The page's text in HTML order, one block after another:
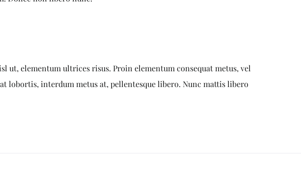
ut, elementum ultrices risus. Proin elementum consequat metus, vel
lobortis, interdum metus at, pellentesque libero. Nunc mattis libero